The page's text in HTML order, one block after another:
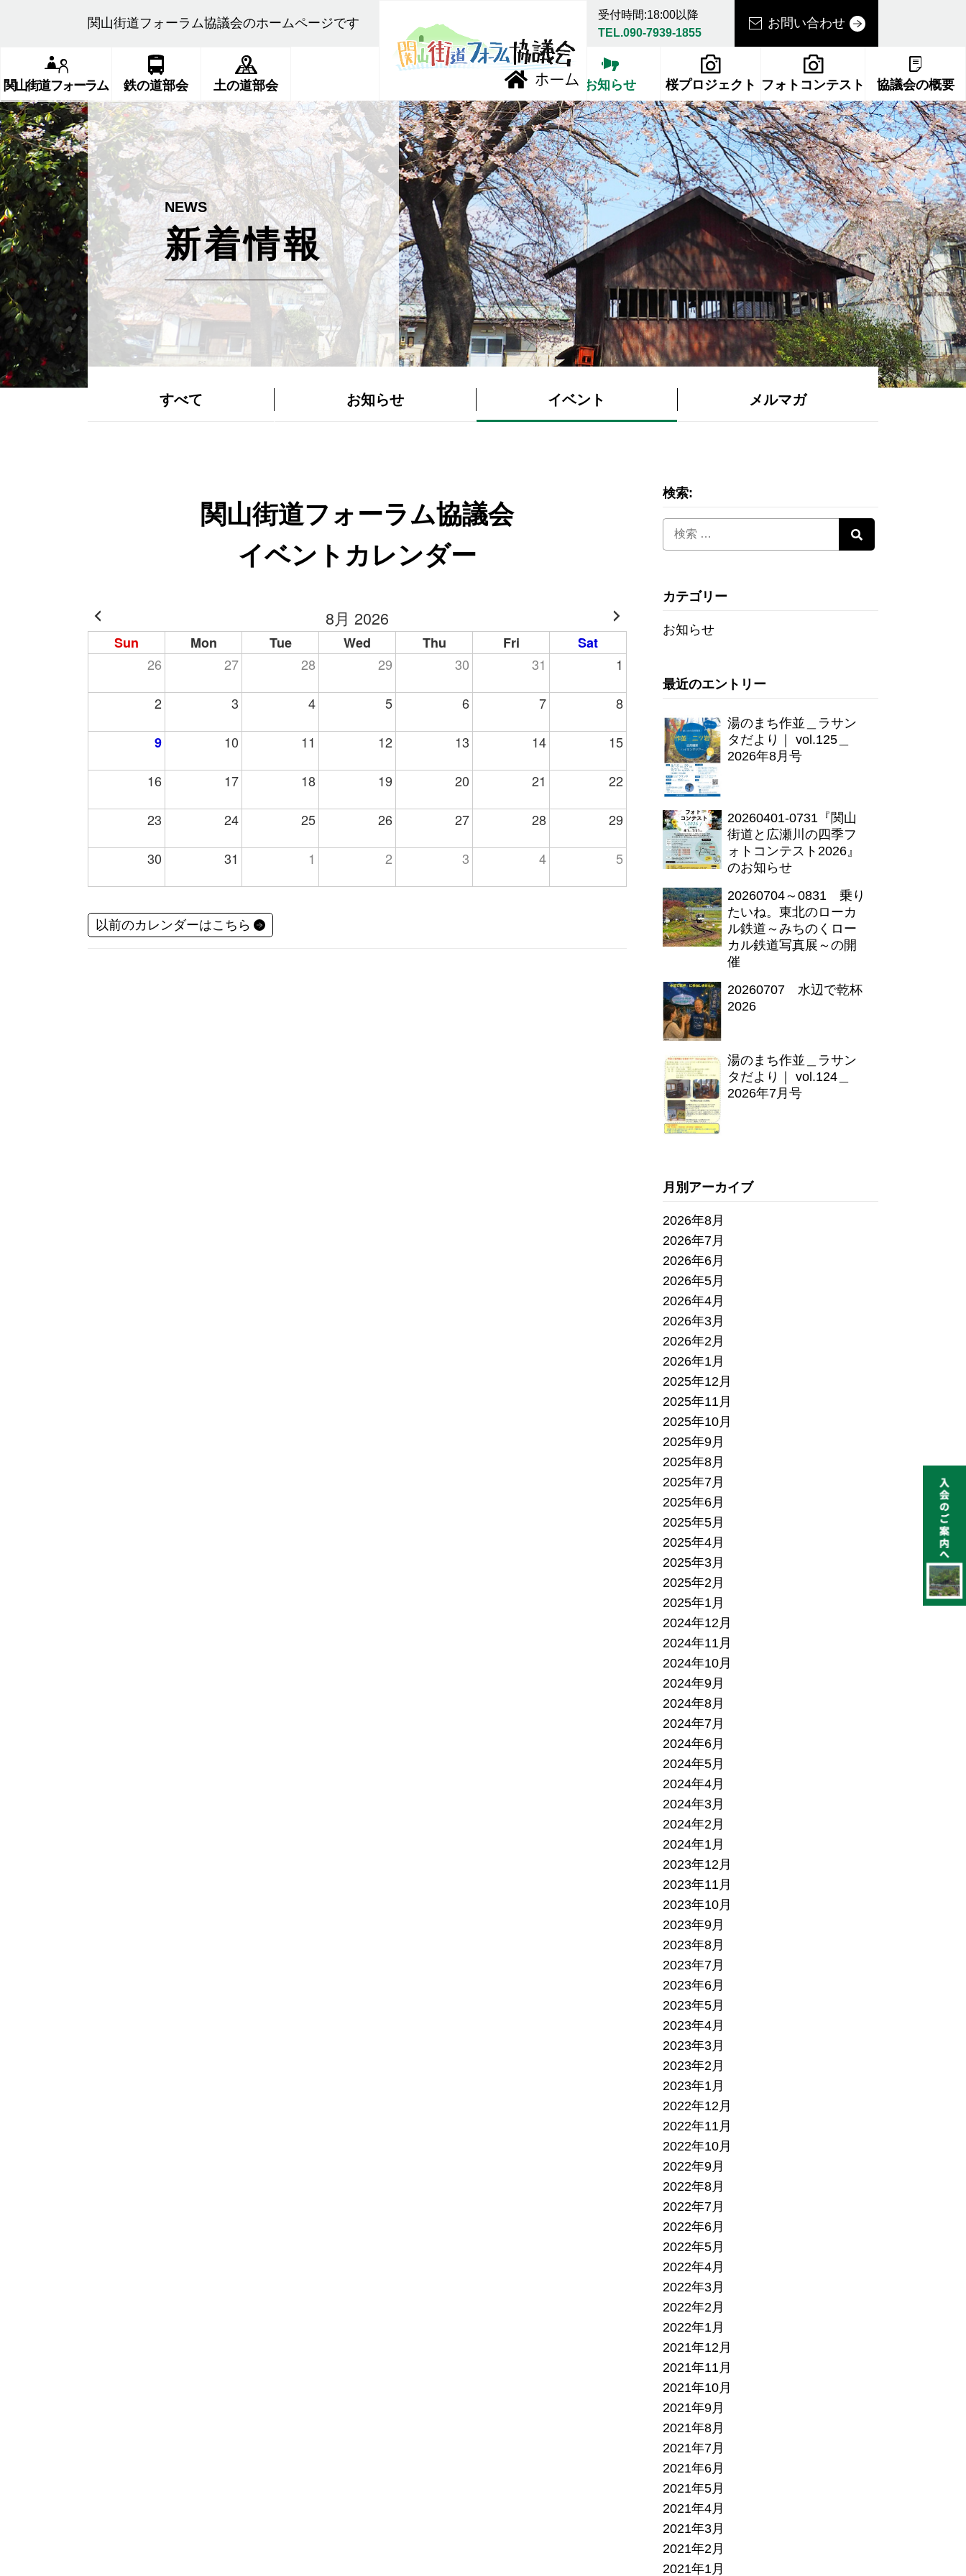
関山街道フォーラム協議会のホームページです
受付時間:18:00以降
TEL.090-7939-1855
お問い合わせ
関山街道フォーラム 鉄の道部会 土の道部会 お知らせ 桜プロジェクト フォトコンテスト 協議会の概要
新着情報
すべて お知らせ イベント メルマガ
関山街道フォーラム協議会
イベントカレンダー
8月 2026
Sun Mon Tue Wed Thu Fri
Sat
26
27 28 29 30 31 1
2 3 4 5 6 7 8
9 10 11 12 13 14 15
16 17 18 19 20 21 22
23 24 25 26 27 28 29
30 31 1 2 3 4 5
以前のカレンダーはこちら
検索:
カテゴリー
お知らせ
最近のエントリー
湯のまち作並＿ラサン
タだより｜ vol.125＿
2026年8月号
20260401-0731『関山
街道と広瀬川の四季フ
ォトコンテスト2026』
のお知らせ
20260704～0831 乗り
たいね。東北のローカ
ル鉄道～みちのくロー
カル鉄道写真展～の開
催
20260707 水辺で乾杯
2026
湯のまち作並＿ラサン
タだより｜ vol.124＿
2026年7月号
月別アーカイブ
2026年8月
2026年7月
2026年6月
2026年5月
2026年4月
2026年3月
2026年2月
2026年1月
2025年12月
2025年11月
2025年10月
2025年9月
2025年8月
2025年7月
2025年6月
2025年5月
2025年4月
2025年3月
2025年2月
2025年1月
2024年12月
2024年11月
2024年10月
2024年9月
2024年8月
2024年7月
2024年6月
2024年5月
2024年4月
2024年3月
2024年2月
2024年1月
2023年12月
2023年11月
2023年10月
2023年9月
2023年8月
2023年7月
2023年6月
2023年5月
2023年4月
2023年3月
2023年2月
2023年1月
2022年12月
2022年11月
2022年10月
2022年9月
2022年8月
2022年7月
2022年6月
2022年5月
2022年4月
2022年3月
2022年2月
2022年1月
2021年12月
2021年11月
2021年10月
2021年9月
2021年8月
2021年7月
2021年6月
2021年5月
2021年4月
2021年3月
2021年2月
2021年1月